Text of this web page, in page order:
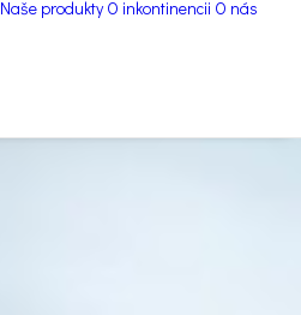
Naše produkty O inkontinencii O nás